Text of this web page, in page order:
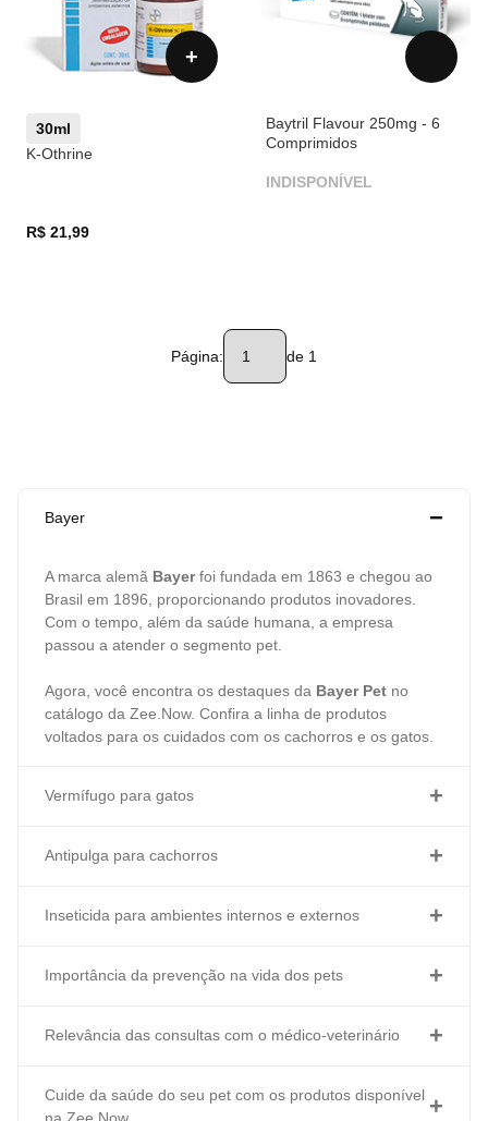
+
30ml
K-Othrine
R$ 21,99
Baytril Flavour 250mg - 6
Comprimidos
INDISPONÍVEL
Página: de 1
Bayer
A marca alemã Bayerfoi fundada em 1863 e chegou ao
Brasil em 1896, proporcionando produtos inovadores.
Com o tempo, além da saúde humana, a empresa
passou a atender o segmento pet.
Agora, você encontra os destaques da Bayer Pet no
catálogo da Zee.Now. Confira a linha de produtos
voltados para os cuidados com os cachorros e os gatos.
Vermífugo para gatos
Antipulga para cachorros
Inseticida para ambientes internos e externos
Importância da prevenção na vida dos pets
Relevância das consultas com o médico-veterinário
Cuide da saúde do seu pet com os produtos disponível